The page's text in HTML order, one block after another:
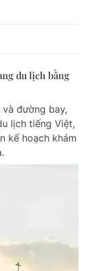
du lịch bằng
đường bay,
lịch tiếng Việt,
kế hoạch khám